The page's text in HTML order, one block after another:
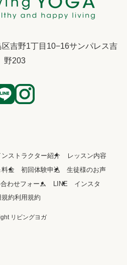
吉野1丁目10−16サンパレス吉
野203
ンストラクター紹介
レッスン内容
料金
初回体験申込
生徒様のお声
わせフォーム LINE
インスタ
規約利用規約
リビングヨガ